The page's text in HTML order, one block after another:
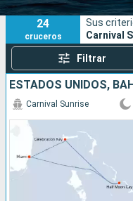
24
cruceros
Sus
Carnival
Filtrar
ESTADOS UNIDOS,
Carnival Sunrise